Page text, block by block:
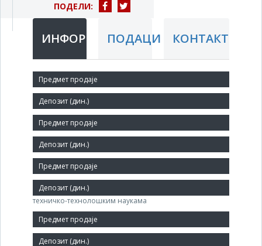
ПОДЕЛИ:
ИНФОРМАЦИЈЕПОДАЦИ КОНТАКТ
Краћи назив:
Institut Goša doo
Правни статус:
ДОО
Делатност:
Истраживање и развој у осталим природним и
техничко-технолошким наукама
Матични број:
07264534